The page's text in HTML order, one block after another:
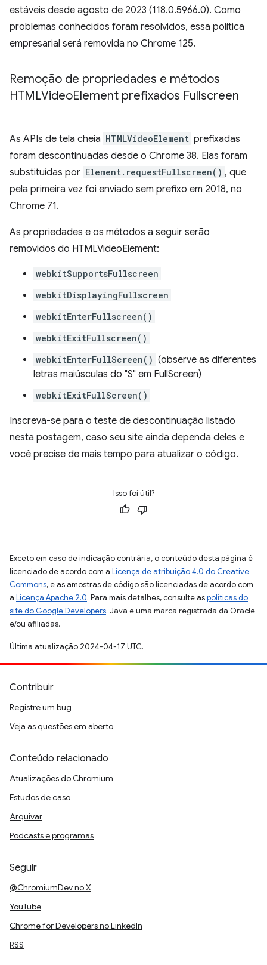
estáveis desde agosto de 2023 (118.0.5966.0). Como
problemas conhecidos foram resolvidos, essa política
empresarial será removida no Chrome 125.
Remoção de propriedades e métodos
HTMLVideoElement prefixados Fullscreen
As APIs de tela cheia HTMLVideoElement prefixadas
foram descontinuadas desde o Chrome 38. Elas foram
substituídas por Element.requestFullscreen() , que
pela primeira vez foi enviado sem prefixo em 2018, no
Chrome 71.
As propriedades e os métodos a seguir serão
removidos do HTMLVideoElement:
webkitSupportsFullscreen
webkitDisplayingFullscreen
webkitEnterFullscreen()
webkitExitFullscreen()
webkitEnterFullScreen() (observe as diferentes
letras maiúsculas do "S" em FullScreen)
webkitExitFullScreen()
Inscreva-se para o teste de descontinuação listado
nesta postagem, caso seu site ainda dependa deles e
você precise de mais tempo para atualizar o código.
Isso foi útil?
Exceto em caso de indicação contrária, o conteúdo desta página é
licenciado de acordo com a Licença de atribuição 4.0 do Creative
Commons, e as amostras de código são licenciadas de acordo com
a Licença Apache 2.0. Para mais detalhes, consulte aspolíticas do
site do Google Developers. Java é uma marca registrada da Oracle
e/ou afiliadas.
Última atualização 2024-04-17 UTC.
Contribuir
Registre um bug
Veja as questões em aberto
Conteúdo relacionado
Atualizações do Chromium
Estudos de caso
Arquivar
Podcasts e programas
Seguir
@ChromiumDev no X
YouTube
Chrome for Developers no LinkedIn
RSS